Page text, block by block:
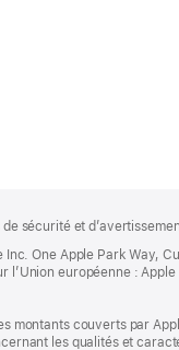
sécurité et
Inc. One Apple Park Way,
l’Union européenne :
montants couverts par
les qualités et